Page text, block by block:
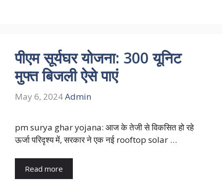
पीएम सूर्यघर योजना: 300 यूनिट
मुफ्त बिजली ऐसे पाएं
May 6, 2024Admin
pm surya ghar yojana: आज के तेजी से विकसित हो रहे
ऊर्जा परिदृश्य में, सरकार ने एक नई rooftop solar …
Read more